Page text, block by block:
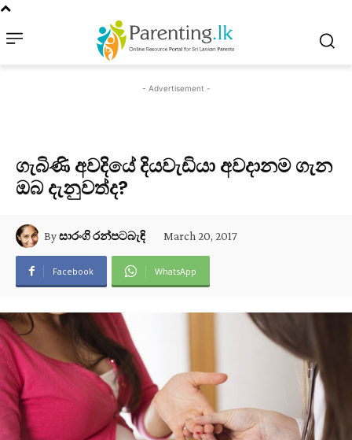
- Advertisement -
ගැබිණි අවදියේ දියවැඩියා අවදානම ගැන
ඔබ දැනුවත්ද?
Byසාරංගි රන්පටබැඳි March 20, 2017
Facebook WhatsApp